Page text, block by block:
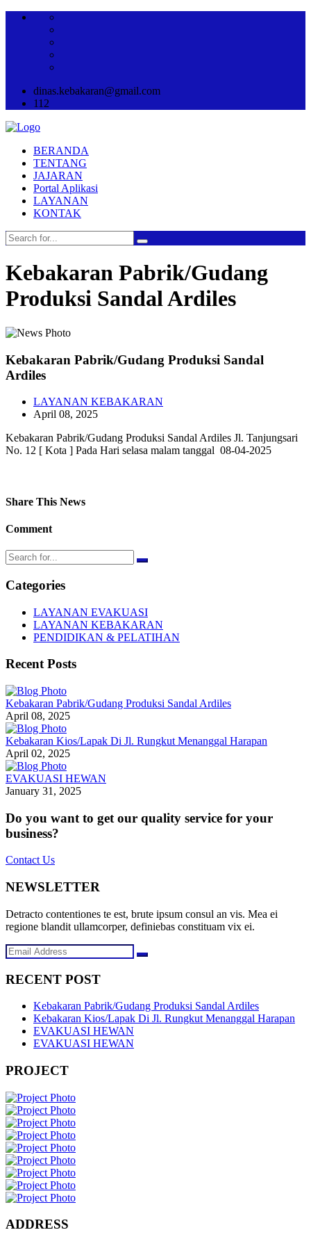
dinas.kebakaran@gmail.com
112
BERANDA
TENTANG
JAJARAN
Portal Aplikasi
LAYANAN
KONTAK
Kebakaran Pabrik/Gudang
Produksi Sandal Ardiles
Kebakaran Pabrik/Gudang Produksi Sandal
Ardiles
LAYANAN KEBAKARAN
April 08, 2025
Kebakaran Pabrik/Gudang Produksi Sandal Ardiles Jl. Tanjungsari
No. 12 [ Kota ] Pada Hari selasa malam tanggal 08-04-2025
Share This News
Comment
Categories
LAYANAN EVAKUASI
LAYANAN KEBAKARAN
PENDIDIKAN & PELATIHAN
Recent Posts
Kebakaran Pabrik/Gudang Produksi Sandal Ardiles
April 08, 2025
Kebakaran Kios/Lapak Di Jl. Rungkut Menanggal Harapan
April 02, 2025
EVAKUASI HEWAN
January 31, 2025
Do you want to get our quality service for your
business?
Contact Us
NEWSLETTER
Detracto contentiones te est, brute ipsum consul an vis. Mea ei
regione blandit ullamcorper, definiebas constituam vix ei.
RECENT POST
Kebakaran Pabrik/Gudang Produksi Sandal Ardiles
Kebakaran Kios/Lapak Di Jl. Rungkut Menanggal Harapan
EVAKUASI HEWAN
EVAKUASI HEWAN
PROJECT
ADDRESS